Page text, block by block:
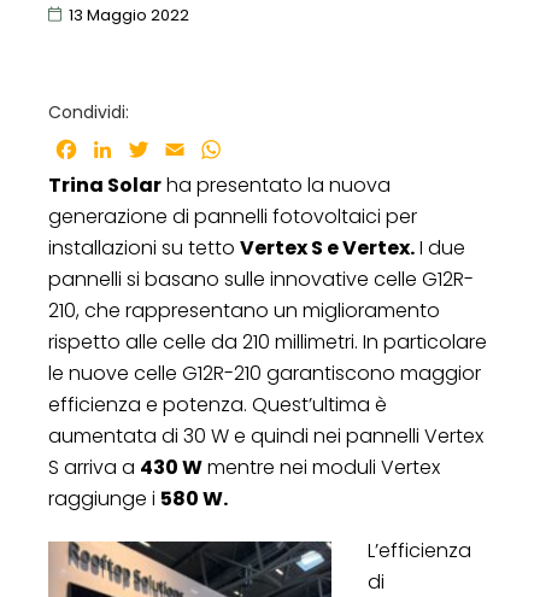
13 Maggio 2022
Condividi:
Facebook
LinkedInTwitter
Email
Trina Solarha presentato la nuova
generazione di pannelli fotovoltaici per
installazioni su tetto Vertex S e Vertex.I due
pannelli si basano sulle innovative celle G12R-
210, che rappresentano un miglioramento
rispetto alle celle da 210 millimetri. In particolare
le nuove celle G12R-210 garantiscono maggior
efficienza e potenza. Quest’ultima è
aumentata di 30 W e quindi nei pannelli Vertex
S arriva a 430 Wmentre nei moduli Vertex
raggiunge i 580 W.
L’efficienza
di